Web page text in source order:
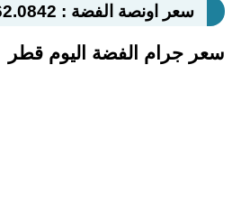
سعر اونصة الفضة : 62.0842 دولار امريكي
سعر جرام الفضة اليوم قطر